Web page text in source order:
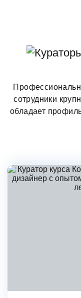
мы иногда
сотрудники
обладает